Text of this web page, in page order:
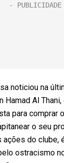
noticiou na
Hamad Al Thani,
para comprar
o seu
ações do clube,
ostracismo